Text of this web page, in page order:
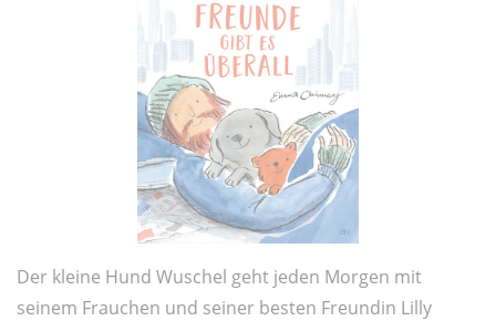
Der kleine Hund Wuschel geht jeden Morgen mit
seinem Frauchen und seiner besten Freundin Lilly